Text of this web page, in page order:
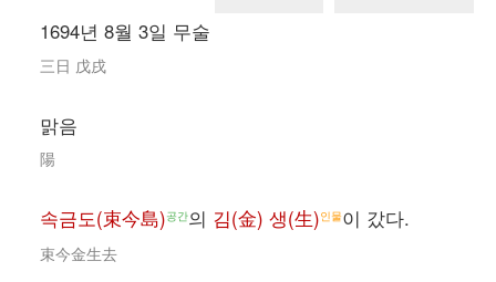
1694년 8월 3일 무술
三日 戊戌
맑음
陽
속금도(束今島)공간의 김(金) 생(生)인물이 갔다.
束今金生去